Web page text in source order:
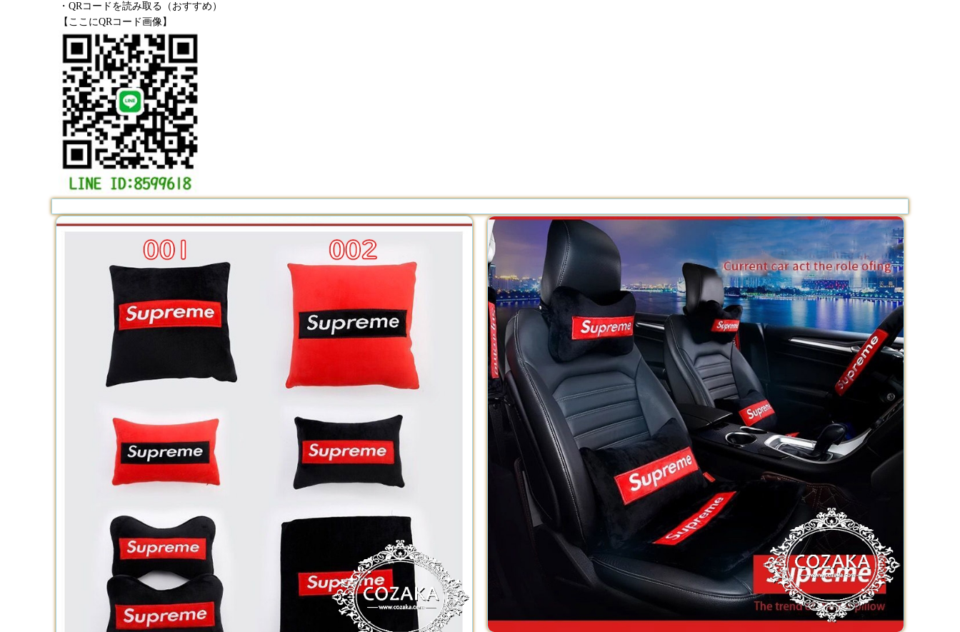
・QRコードを読み取る（おすすめ）
【ここにQRコード画像】